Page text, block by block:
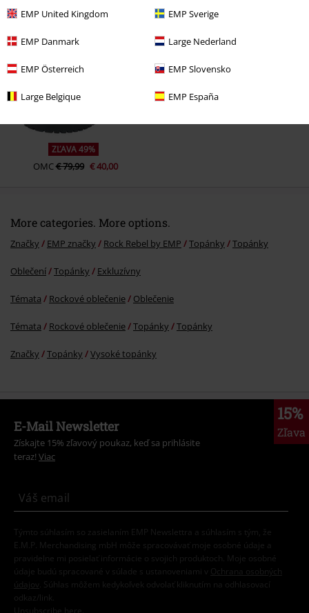
EMP United Kingdom EMP Sverige
EMP Danmark Large Nederland
EMP Österreich EMP Slovensko
Large Belgique EMP España
Naposledy navštívené
ZĽAVA 49%
OMC€ 79,99 € 40,00
More categories. More options.
Značky EMP značky Rock Rebel by EMP Topánky Topánky
Oblečení Topánky Exkluzívny
Témata Rockové oblečenie Oblečenie
Témata Rockové oblečenie Topánky Topánky
Značky Topánky Vysoké topánky
15%
Zľava
E-Mail Newsletter
Získajte 15% zľavový poukaz, keď sa prihlásite
teraz! Viac
Týmto súhlasím so zasielaním EMP Newslettra a súhlasím s tým, že
E.M.P. Merchandising mbH môže spracovávať moje osobné údaje a
pravidelne mi posielať informácie o svojich produktoch. Moje osobné
údaje budú spracované v súlade s ustanoveniami v
Ochrana osobných
údajov
. Súhlas môžem kedykoľvek odvolať kliknutím na odhlasovací
odkaz/link.
Unsubscribe here